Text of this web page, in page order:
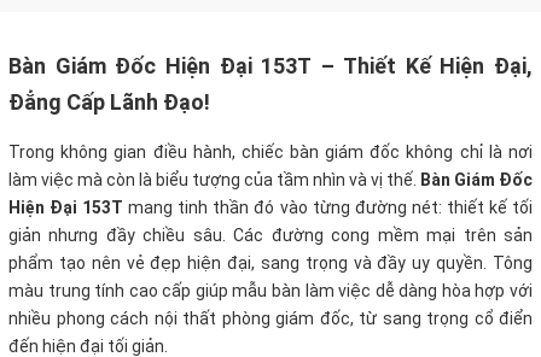
Bàn Giám Đốc Hiện Đại 153T – Thiết Kế Hiện Đại,
Đẳng Cấp Lãnh Đạo!
Trong không gian điều hành, chiếc bàn giám đốc không chỉ là nơi
làm việc mà còn là biểu tượng của tầm nhìn và vị thế. Bàn Giám Đốc
Hiện Đại 153T mang tinh thần đó vào từng đường nét: thiết kế tối
giản nhưng đầy chiều sâu. Các đường cong mềm mại trên sản
phẩm tạo nên vẻ đẹp hiện đại, sang trọng và đầy uy quyền. Tông
màu trung tính cao cấp giúp mẫu bàn làm việc dễ dàng hòa hợp với
nhiều phong cách nội thất phòng giám đốc, từ sang trọng cổ điển
đến hiện đại tối giản.